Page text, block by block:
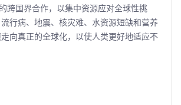
跨国界合作，以集中资源应对全球性挑
行病、地震、核灾难、水资源短缺和营养
向真正的全球化，以使人类更好地适应不